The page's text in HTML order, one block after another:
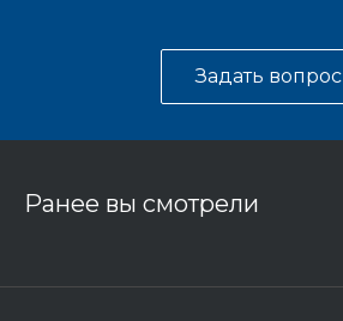
Задать вопрос
Ранее вы смотрели